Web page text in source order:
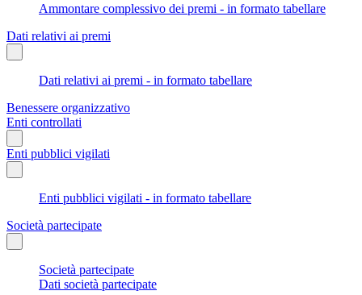
Ammontare complessivo dei premi - in formato tabellare
Dati relativi ai premi
Dati relativi ai premi - in formato tabellare
Benessere organizzativo
Enti controllati
Enti pubblici vigilati
Enti pubblici vigilati - in formato tabellare
Società partecipate
Società partecipate
Dati società partecipate